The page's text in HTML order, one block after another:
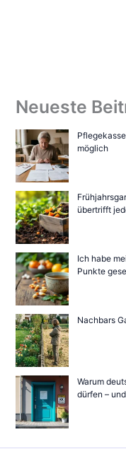
Neueste
möglich
übertrifft
Ich habe
Punkte
Nachbars
Warum
dürfen –